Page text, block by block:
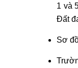
1 và
Đất
Sơ